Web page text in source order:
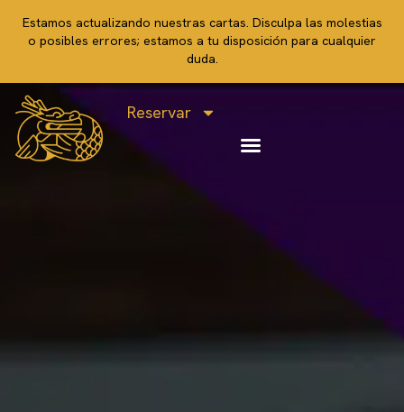
Estamos actualizando nuestras cartas. Disculpa las molestias
o posibles errores; estamos a tu disposición para cualquier
duda.
Reservar